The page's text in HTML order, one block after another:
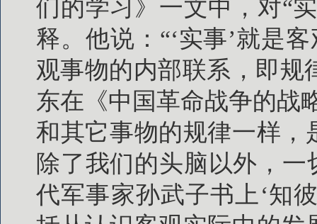
们的学习》一文中，对“
释。他说：“‘实事’就是
观事物的内部联系，即规
东在《中国革命战争的战
和其它事物的规律一样，
除了我们的头脑以外，
代军事家孙武子书上‘知